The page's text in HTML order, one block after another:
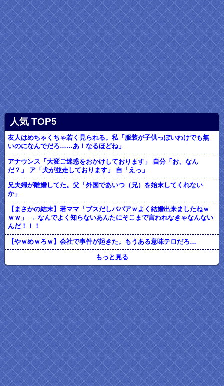
人気 TOP5
友人はめちゃくちゃ若く見られる。私「服装が子供っぽいわけでも無
いのになんでだろ……あ！なるほどね」
アナウンス「大変ご迷惑をおかけしております」 自分「お、なん
だ？」 ア「犬が並走しております」 自「えっ」
兄夫婦が離婚してた。父「外国であいつ（兄）を始末してくれない
か」
【まさかの結末】若ママ「ブスだしババアｗよく結婚出来ましたねｗ
ｗｗ」 → なんでよく知らないあんたにそこまで言われなきゃなんない
んだ！！！
【やｗめｗろｗ】会社で事件が起きた。もうある意味テロだろ…
もっと見る